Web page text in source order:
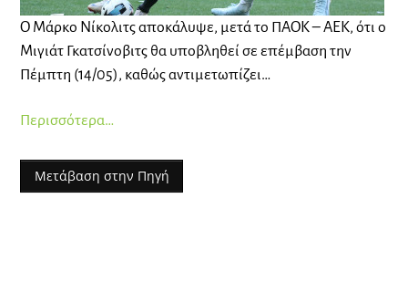
Ο Μάρκο Νίκολιτς αποκάλυψε, μετά το ΠΑΟΚ – ΑΕΚ, ότι ο
Μιγιάτ Γκατσίνοβιτς θα υποβληθεί σε επέμβαση την
Πέμπτη (14/05), καθώς αντιμετωπίζει…
Περισσότερα…
Μετάβαση στην Πηγή